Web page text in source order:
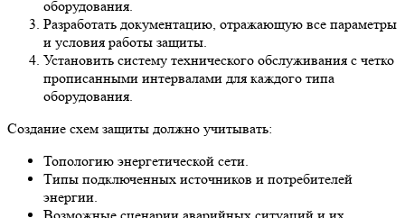
оборудования.
Разработать документацию, отражающую все параметры
и условия работы защиты.
Установить систему технического обслуживания с четко
прописанными интервалами для каждого типа
оборудования.
Создание схем защиты должно учитывать:
Топологию энергетической сети.
Типы подключенных источников и потребителей
энергии.
Возможные сценарии аварийных ситуаций и их